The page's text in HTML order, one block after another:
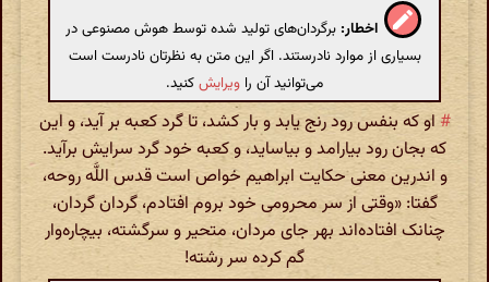
اخطار: برگردان‌های تولید شده توسط هوش مصنوعی در
بسیاری از موارد نادرستند. اگر این متن به نظرتان نادرست است
می‌توانید آن را ویرایشکنید.
# او که بنفس رود رنج یابد و بار کشد، تا گرد کعبه بر آید، و این
که بجان رود بیارامد و بیاساید، و کعبه خود گرد سرایش برآید.
و اندرین معنی حکایت ابراهیم خواص است قدس اللَّه روحه،
گفتا: «وقتی از سر محرومی خود بروم افتادم، گردان گردان،
چنانک افتاده‌اند بهر جای مردان، متحیر و سرگشته، بیچاره‌وار
گم کرده سر رشته!